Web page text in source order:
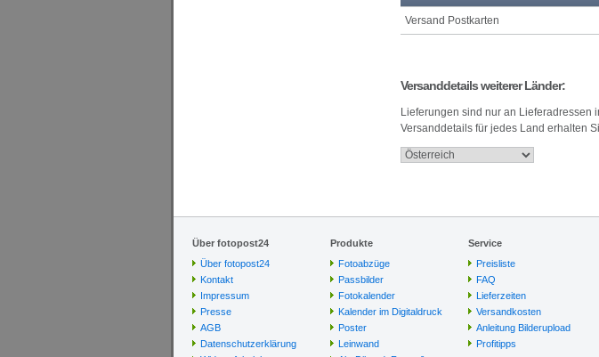
Versand Postkarten
Versanddetails weiterer Länder:
Lieferungen sind nur an Lieferadressen
Versanddetails für jedes Land erhalten
Über fotopost24
Über fotopost24
Kontakt
Impressum
Presse
AGB
Datenschutzerklärung
Produkte
Fotoabzüge
Passbilder
Fotokalender
Kalender im Digitaldruck
Poster
Leinwand
Service
Preisliste
FAQ
Lieferzeiten
Versandkosten
Anleitung Bilderupload
Profitipps